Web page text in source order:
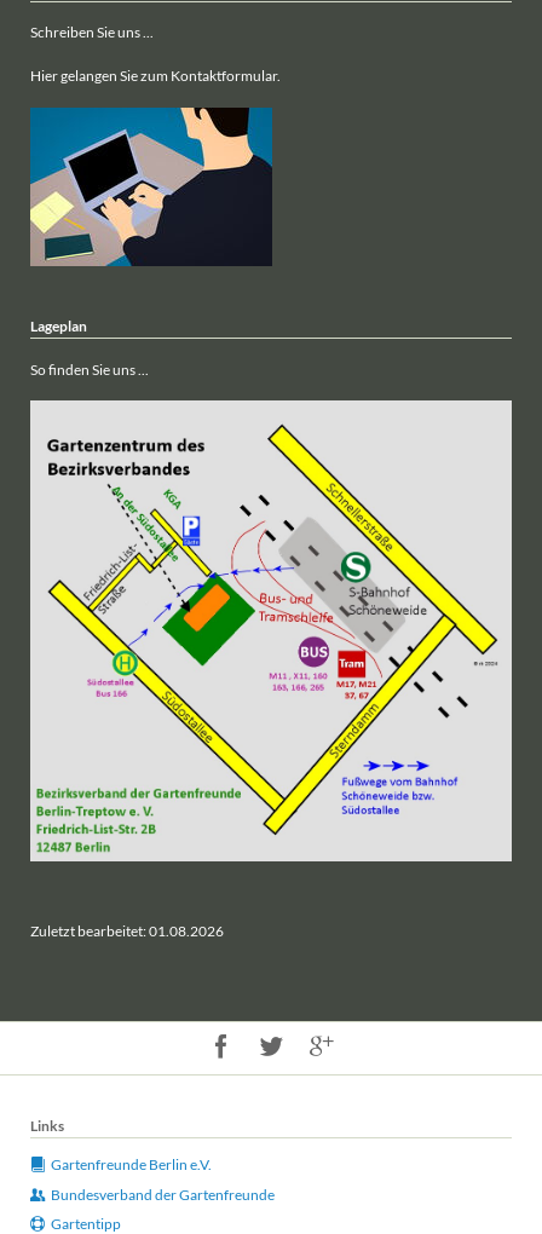
Schreiben Sie uns ...
Hier gelangen Sie zum Kontaktformular.
Lageplan
So finden Sie uns ...
Zuletzt bearbeitet: 01.08.2026
Links
Gartenfreunde Berlin e.V.
Bundesverband der Gartenfreunde
Gartentipp